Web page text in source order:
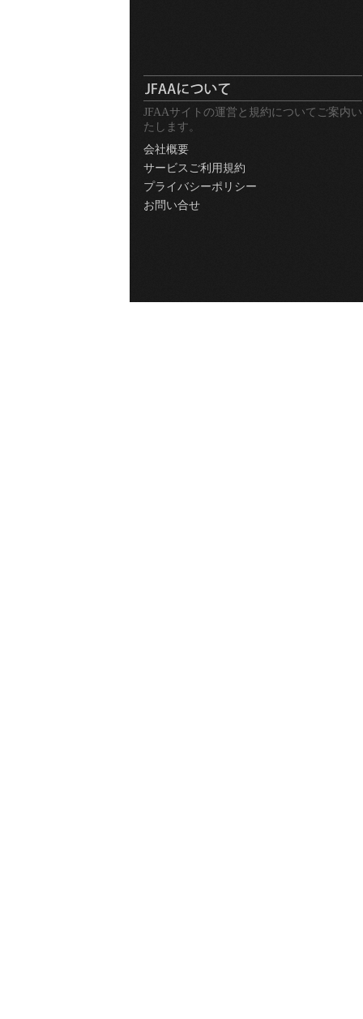
JFAAサイトの運営と規約についてご案内い
たします。
会社概要
サービスご利用規約
プライバシーポリシー
お問い合せ